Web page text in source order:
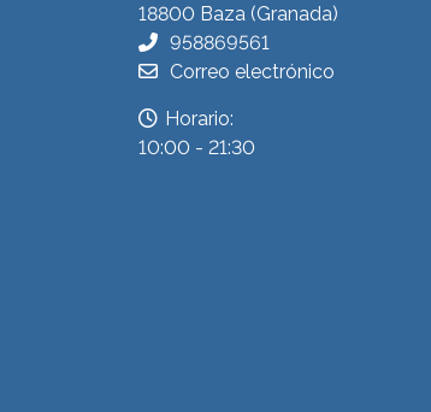
18800 Baza (Granada)
958869561
Correo electrónico
Horario:
10:00 - 21:30